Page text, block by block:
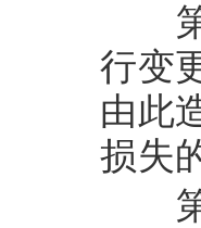
行变
由此
损失